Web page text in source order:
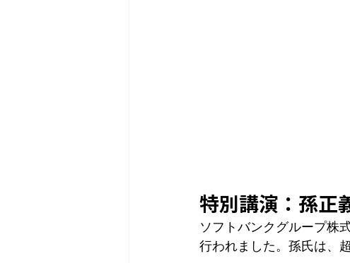
特別講演：孫正
ソフトバンクグループ株
行われました。孫氏は、